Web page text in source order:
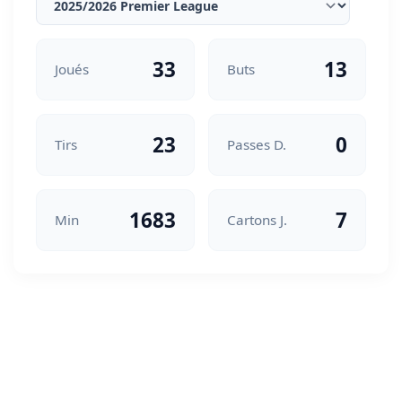
Joués 33 Buts 13
Tirs 23 Passes D. 0
Min 1683 Cartons J. 7